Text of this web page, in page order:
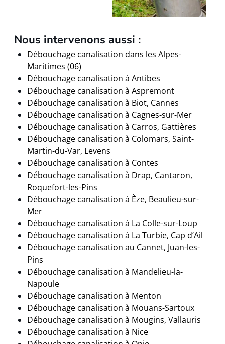
Nous intervenons aussi :
Débouchage canalisation dans les Alpes-
Maritimes (06)
Débouchage canalisation à Antibes
Débouchage canalisation à Aspremont
Débouchage canalisation à Biot, Cannes
Débouchage canalisation à Cagnes-sur-Mer
Débouchage canalisation à Carros, Gattières
Débouchage canalisation à Colomars, Saint-
Martin-du-Var, Levens
Débouchage canalisation à Contes
Débouchage canalisation à Drap, Cantaron,
Roquefort-les-Pins
Débouchage canalisation à Èze, Beaulieu-sur-
Mer
Débouchage canalisation à La Colle-sur-Loup
Débouchage canalisation à La Turbie, Cap d’Ail
Débouchage canalisation au Cannet, Juan-les-
Pins
Débouchage canalisation à Mandelieu-la-
Napoule
Débouchage canalisation à Menton
Débouchage canalisation à Mouans-Sartoux
Débouchage canalisation à Mougins, Vallauris
Débouchage canalisation à Nice